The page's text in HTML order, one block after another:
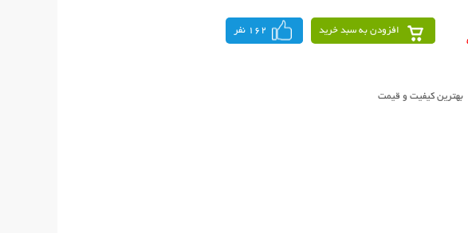
افزودن به سبد خرید 162 نفر
بهترین کیفیت و قیمت